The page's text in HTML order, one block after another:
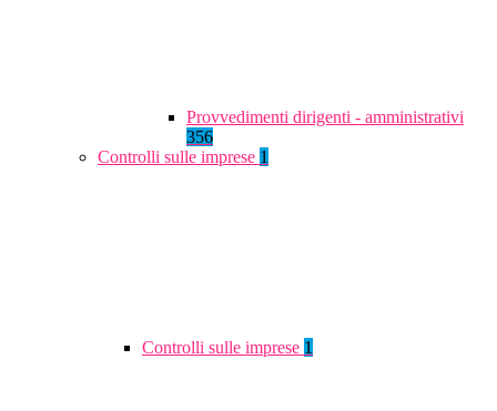
Provvedimenti dirigenti - amministrativi
356
Controlli sulle imprese 1
Controlli sulle imprese 1